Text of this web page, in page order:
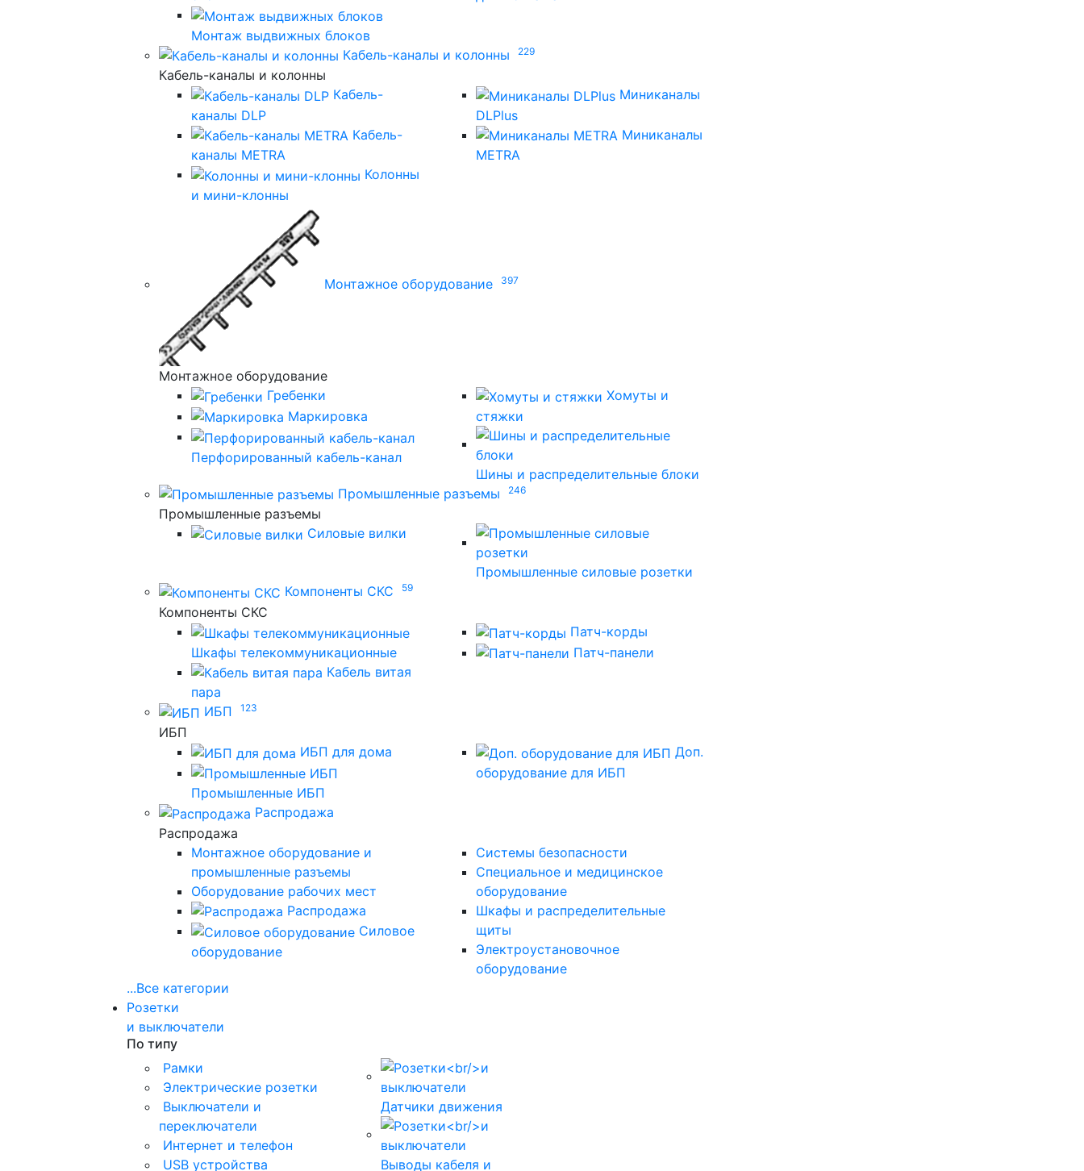
Монтаж выдвижных блоков
Кабель-каналы и колонны 229
Кабель-каналы и колонны
Кабель-
каналы DLP
Кабель-
каналы METRA
Колонны
и мини-клонны
Миниканалы
DLPlus
Миниканалы
METRA
Монтажное оборудование 397
Монтажное оборудование
Гребенки
Маркировка
Перфорированный кабель-канал
Хомуты и
стяжки
Шины и распределительные блоки
Промышленные разъемы
246
Промышленные разъемы
Силовые вилки
Промышленные силовые розетки
Компоненты СКС
59
Компоненты СКС
Шкафы телекоммуникационные
Кабель витая
пара
Патч-корды
Патч-панели
ИБП 123
ИБП
ИБП для дома
Промышленные ИБП
Доп.
оборудование для ИБП
Распродажа
Распродажа
Монтажное оборудование и
промышленные разъемы
Оборудование рабочих мест
Распродажа
Силовое
оборудование
Системы безопасности
Специальное и медицинское
оборудование
Шкафы и распределительные
щиты
Электроустановочное
оборудование
...Все категории
Розетки
и выключатели
По типу
Рамки
Электрические розетки
Выключатели и
переключатели
Интернет и телефон
USB устройства
Датчики движения
Выводы кабеля и